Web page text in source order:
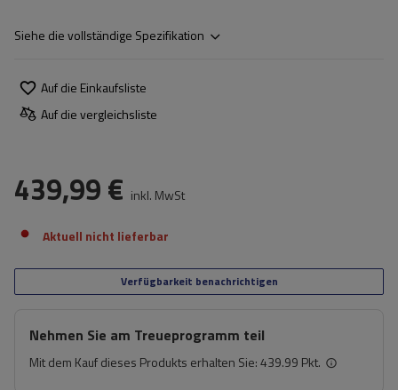
Siehe die vollständige Spezifikation
Auf die Einkaufsliste
Auf die vergleichsliste
439,99 € inkl. MwSt
Aktuell nicht lieferbar
Verfügbarkeit benachrichtigen
Nehmen Sie am Treueprogramm teil
Mit dem Kauf dieses Produkts erhalten Sie:439.99 Pkt.